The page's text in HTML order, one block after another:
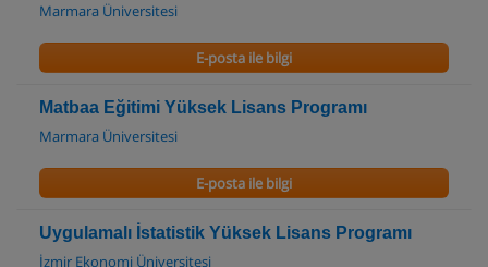
Marmara Üniversitesi
E-posta ile bilgi
Matbaa Eğitimi Yüksek Lisans Programı
Marmara Üniversitesi
E-posta ile bilgi
Uygulamalı İstatistik Yüksek Lisans Programı
İzmir Ekonomi Üniversitesi